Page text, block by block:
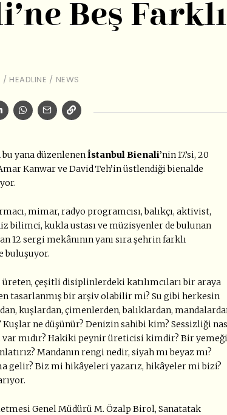
Beş Farklı
/ HEADLINE / NEWS
bu yana düzenlenenİstanbul Bienali’nin 17.’si, 20
Kanwar ve David Teh’in üstlendiği bienalde
mimar, radyo programcısı, balıkçı, aktivist,
bilimci, kukla ustası ve müzisyenler de bulunan
12 sergi mekânının yanı sıra şehrin farklı
buluşuyor.
çeşitli disiplinlerdeki katılımcıları bir araya
tasarlanmış bir arşiv olabilir mi? Su gibi herkesin
kuşlardan, çimenlerden, balıklardan,
ne düşünür? Denizin sahibi kim? Sessizliği
mıdır? Hakiki peynir üreticisi kimdir? Bir
Mandanın rengi nedir, siyah mı beyaz mı?
gelir? Biz mi hikâyeleri yazarız, hikâyeler mi bizi?
Genel Müdürü M. Özalp Birol, Sanatatak